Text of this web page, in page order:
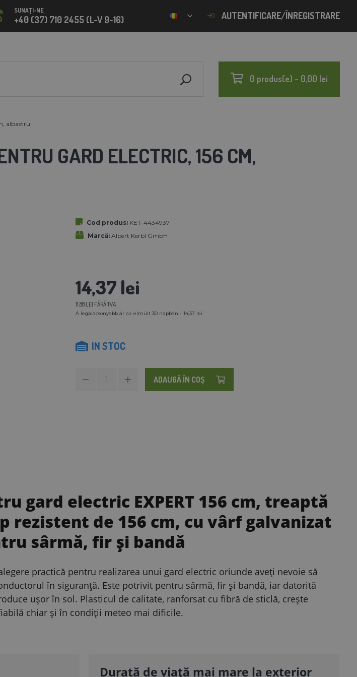
SUNAȚI-NE
+40 (37) 710 2455 (L-V 9-16) AUTENTIFICARE/ÎNREGISTRARE
0 produs(e) - 0,00 lei
albastru
GARD ELECTRIC, 156 CM,
Cod produs: KET-4434937
Marcă: Albert Kerbl GmbH
14,37 lei
11,88 LEI FĂRĂ TVA
A legalacsonyabb ár az elmúlt 30 napban - 14,37 lei
IN STOC
ADAUGĂ ÎN COŞ
gard electric EXPERT 156 cm, treaptă
rezistent de 156 cm, cu vârf galvanizat
sârmă, fir și bandă
practică pentru realizarea unui gard electric oriunde aveți nevoie să
în siguranță. Este potrivit pentru sârmă, fir și bandă, iar datorită
ușor în sol. Plasticul de calitate, ranforsat cu fibră de sticlă, crește
chiar și în condiții meteo mai dificile.
Durată de viață mai mare la exterior